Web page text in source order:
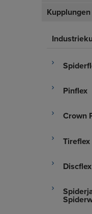
Kupplungen
Pinflex
Crown
Tireflex
Discflex